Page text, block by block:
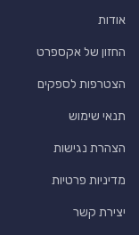
אודות
החזון של אקספרט
הצטרפות לספקים
תנאי שימוש
הצהרת נגישות
מדיניות פרטיות
יצירת קשר